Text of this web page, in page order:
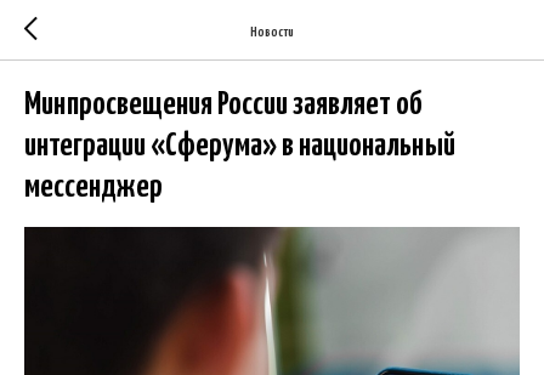
Новости
Минпросвещения России заявляет об
интеграции «Сферума» в национальный
мессенджер